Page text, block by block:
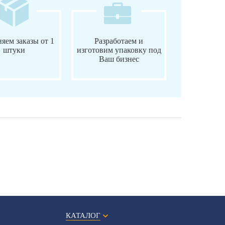
заказы от 1
штуки
Разработаем и
изготовим упаковку под
Ваш бизнес
КАТАЛОГ